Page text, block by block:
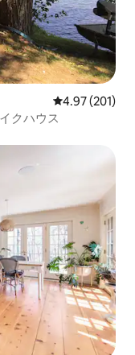
レビュー201
4.97 (201)
クハウス